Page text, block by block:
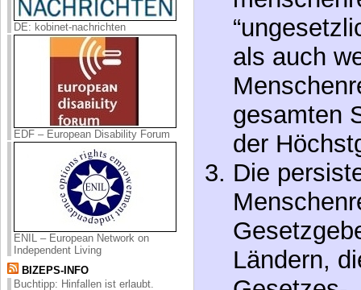
DE: kobinet-nachrichten
EDF – European Disability Forum
ENIL – European Network on
Independent Living
BIZEPS-INFO
Buchtipp: Hinfallen ist erlaubt.
als auch
gesamten
der
Die
Ländern,
Gesetzes-